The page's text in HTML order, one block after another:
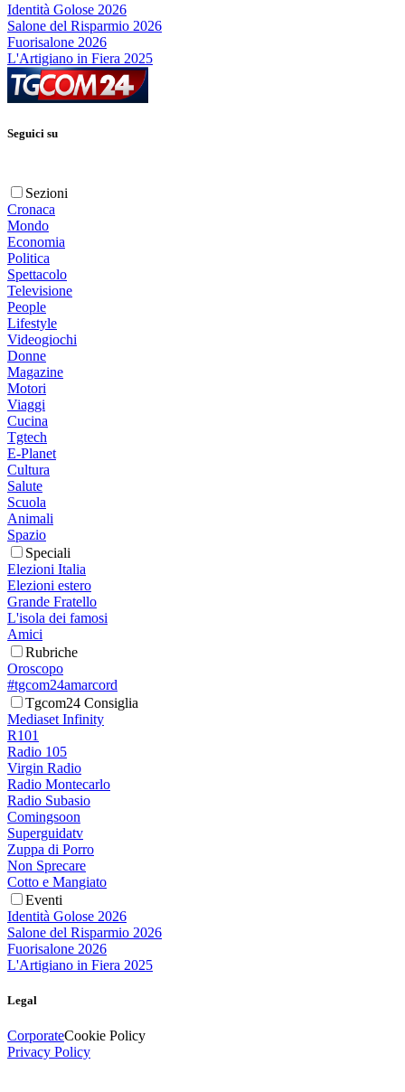
Identità Golose 2026
Salone del Risparmio 2026
Fuorisalone 2026
L'Artigiano in Fiera 2025
Seguici su
Sezioni
Cronaca
Mondo
Economia
Politica
Spettacolo
Televisione
People
Lifestyle
Videogiochi
Donne
Magazine
Motori
Viaggi
Cucina
Tgtech
E-Planet
Cultura
Salute
Scuola
Animali
Spazio
Speciali
Elezioni Italia
Elezioni estero
Grande Fratello
L'isola dei famosi
Amici
Rubriche
Oroscopo
#tgcom24amarcord
Tgcom24 Consiglia
Mediaset Infinity
R101
Radio 105
Virgin Radio
Radio Montecarlo
Radio Subasio
Comingsoon
Superguidatv
Zuppa di Porro
Non Sprecare
Cotto e Mangiato
Eventi
Identità Golose 2026
Salone del Risparmio 2026
Fuorisalone 2026
L'Artigiano in Fiera 2025
Legal
CorporateCookie Policy
Privacy Policy